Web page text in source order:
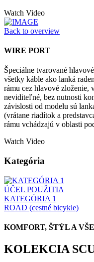
Watch Video
Back to overview
WIRE PORT
Špeciálne tvarované
všetky káble ako lanká
rámu cez hlavové zloženie,
neviditeľné, bez nutnosti
závislosti od modelu sú
(vrátane riadítok a
rámu vchádzajú v oblasti
Watch Video
Kategória
ÚČEL POUŽITIA
KATEGÓRIA 1
ROAD (cestné bicykle)
KOMFORT, ŠTÝL A
KOLEKCIA